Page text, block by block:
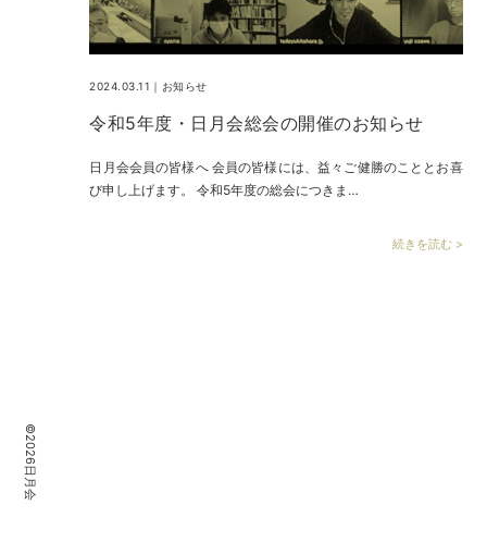
2024.03.11｜ お知らせ
令和5年度・日月会総会の開催のお知らせ
日月会会員の皆様へ 会員の皆様には、益々ご健勝のこととお喜
び申し上げます。 令和5年度の総会につきま…
続きを読む >
©2026日月会